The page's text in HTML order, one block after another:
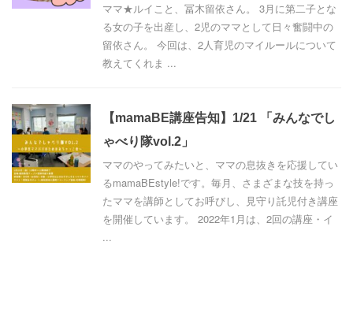
ママ★ルイこと、冨木留依さん。 3月に第二子とな
る女の子を出産し、2児のママとして日々奮闘中の
留依さん。 今回は、2人育児のマイルールについて
教えてくれま ...
【mamaBE講座告知】1/21 「みんなでし
ゃべり隊vol.2」
ママのやってみたいと、ママの息抜きを応援してい
るmamaBEstyle!です。毎月、さまざまな技を持っ
たママを講師としてお呼びし、見守り託児付き講座
を開催しています。 2022年1月は、2回の講座・イ
...